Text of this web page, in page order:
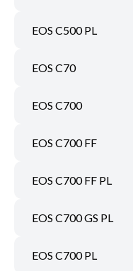
EOS C500 PL
EOS C70
EOS C700
EOS C700 FF
EOS C700 FF PL
EOS C700 GS PL
EOS C700 PL